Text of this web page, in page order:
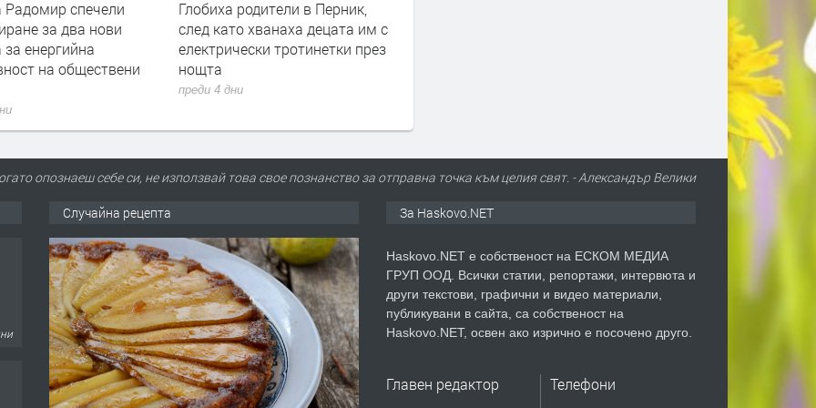
родители в Перник,
хванаха децата им с
тротинетки през
Полицията в Перник се намеси
след сигнали за шумни
младежи и тормоз над
психично болна жена
преди 4 дни
предложи богата
опознаеш себе си, не използвай това свое познанство за отправна точка към целия свят. - Александър Велики
Случайна рецепта За Haskovo.NET
Haskovo.NET е собственост на ЕСКОМ МЕДИА
ГРУП ООД. Всички статии, репортажи, интервюта и
други текстови, графични и видео материали,
публикувани в сайта, са собственост на
Haskovo.NET, освен ако изрично е посочено друго.
Главен редактор Телефони